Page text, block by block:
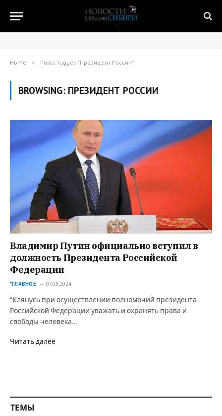
Home » Posts Tagged "Президент России"
BROWSING: ПРЕЗИДЕНТ РОССИИ
Владимир Путин официально вступил в
должность Президента Российской
Федерации
*ГЛАВНОЕ 07.05.2024
“Клянусь при осуществлении полномочий президента
Российской Федерации уважать и охранять права и
свободы человека…
Читать далее
ТЕМЫ